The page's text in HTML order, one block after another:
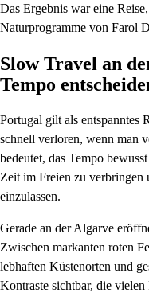
Das Ergebnis war eine
Naturprogramme von Farol
Slow Travel an
Tempo
Portugal gilt als entspanntes
schnell verloren, wenn man
bedeutet, das Tempo
Zeit im Freien zu verbringen
einzulassen.
Gerade an der Algarve
Zwischen markanten roten
lebhaften Küstenorten und
Kontraste sichtbar, die